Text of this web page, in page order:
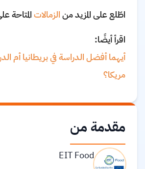
اطّلع على المزيد منالزمالاتالمتاحة
اقرأ أيضًا:
أيهماأفضلالدراسةفيبريطانياأم
مريكا؟
مقدمة من
EIT Food